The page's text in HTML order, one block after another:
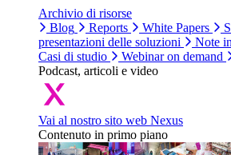
Archivio di risorse
Blog
Reports White Papers
presentazioni delle soluzioni
Note
Casi di studio
Webinar on demand
Podcast, articoli e video
Vai al nostro sito web Nexus
Contenuto in primo piano